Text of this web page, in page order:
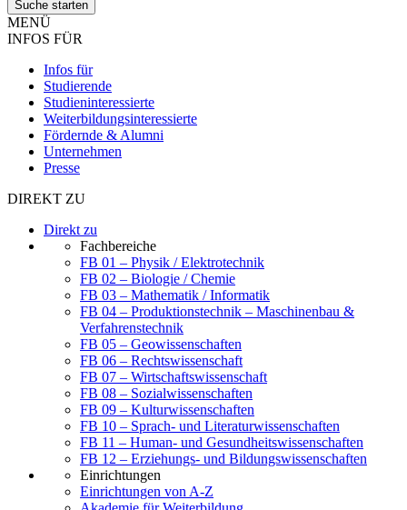
MENÜ
INFOS FÜR
Infos für
Studierende
Studieninteressierte
Weiterbildungsinteressierte
Fördernde & Alumni
Unternehmen
Presse
DIREKT ZU
Direkt zu
Fachbereiche
FB 01 – Physik / Elektrotechnik
FB 02 – Biologie / Chemie
FB 03 – Mathematik / Informatik
FB 04 – Produktionstechnik – Maschinenbau &
Verfahrenstechnik
FB 05 – Geowissenschaften
FB 06 – Rechtswissenschaft
FB 07 – Wirtschaftswissenschaft
FB 08 – Sozialwissenschaften
FB 09 – Kulturwissenschaften
FB 10 – Sprach- und Literaturwissenschaften
FB 11 – Human- und Gesundheitswissenschaften
FB 12 – Erziehungs- und Bildungswissenschaften
Einrichtungen
Einrichtungen von A-Z